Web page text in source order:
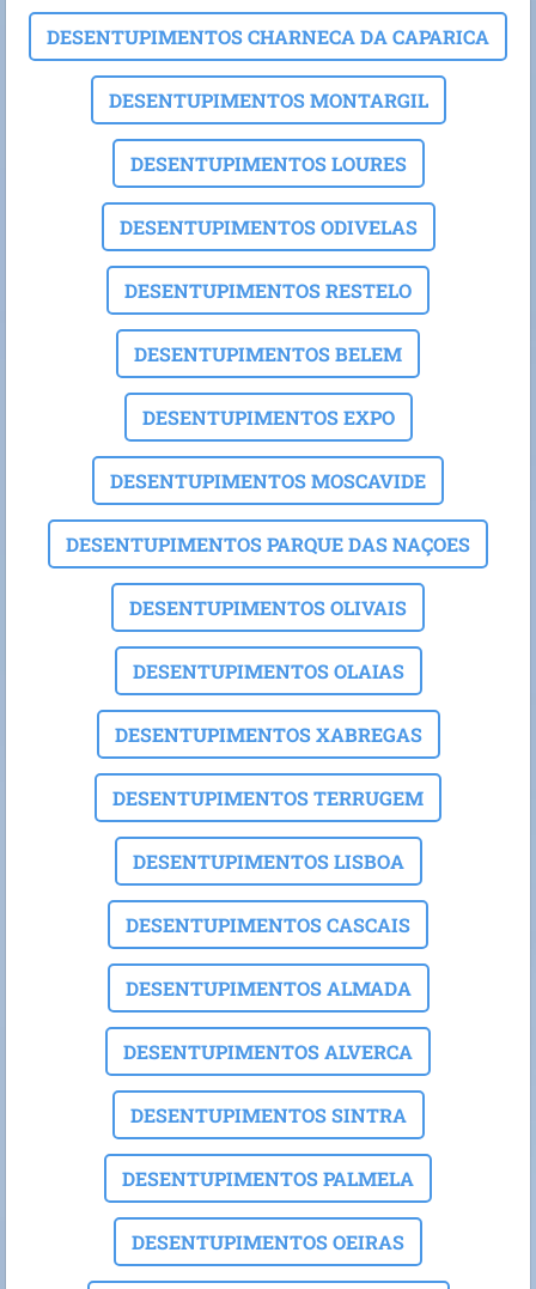
DESENTUPIMENTOS CHARNECA DA CAPARICA
DESENTUPIMENTOS MONTARGIL
DESENTUPIMENTOS LOURES
DESENTUPIMENTOS ODIVELAS
DESENTUPIMENTOS RESTELO
DESENTUPIMENTOS BELEM
DESENTUPIMENTOS EXPO
DESENTUPIMENTOS MOSCAVIDE
DESENTUPIMENTOS PARQUE DAS NAÇOES
DESENTUPIMENTOS OLIVAIS
DESENTUPIMENTOS OLAIAS
DESENTUPIMENTOS XABREGAS
DESENTUPIMENTOS TERRUGEM
DESENTUPIMENTOS LISBOA
DESENTUPIMENTOS CASCAIS
DESENTUPIMENTOS ALMADA
DESENTUPIMENTOS ALVERCA
DESENTUPIMENTOS SINTRA
DESENTUPIMENTOS PALMELA
DESENTUPIMENTOS OEIRAS